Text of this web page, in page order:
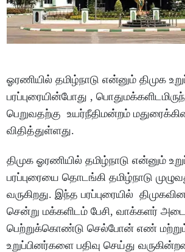
ஓரணியில் தமிழ்நாடு என்னும் திமுக
பரப்புரையின்போது ,
பெறுவதற்கு உயர்நீதிமன்றம்
விதித்துள்ளது.
திமுக ஓரணியில் தமிழ்நாடு என்னும்
பரப்புரையை தொடங்கி தமிழ்நாடு
வருகிறது. இந்த பரப்புரையில்
சென்று மக்களிடம் பேசி, வாக்களர்
பெற்றுக்கொண்டு செல்போன் எண் மற்றும்
உறுப்பினர்களை பதிவு செய்து